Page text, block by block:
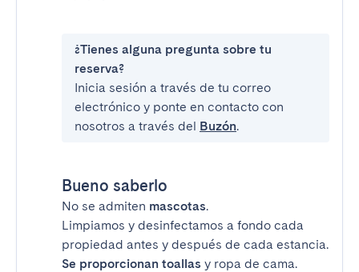
¿Tienes alguna pregunta sobre tu
reserva?
Inicia sesión a través de tu correo
electrónico y ponte en contacto con
nosotros a través del Buzón.
Bueno saberlo
No se admiten mascotas.
Limpiamos y desinfectamos a fondo cada
propiedad antes y después de cada estancia.
Se proporcionan toallas y ropa de cama.